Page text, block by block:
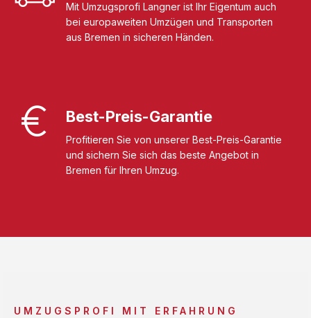
Mit Umzugsprofi Langner ist Ihr Eigentum auch
bei europaweiten Umzügen und Transporten
aus Bremen in sicheren Händen.
Best-Preis-Garantie
Profitieren Sie von unserer Best-Preis-Garantie
und sichern Sie sich das beste Angebot in
Bremen für Ihren Umzug.
UMZUGSPROFI MIT ERFAHRUNG